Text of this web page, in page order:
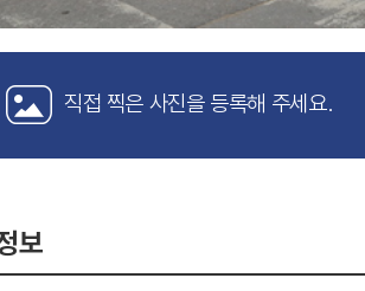
직접 찍은 사진을 등록해 주세요.
보